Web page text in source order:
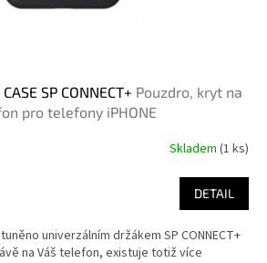
SP CONNECT+ Pouzdro, kryt na
pro telefony iPHONE
Skladem (1 ks)
DETAIL
univerzálním držákem SP CONNECT+
na Váš telefon, existuje totiž více